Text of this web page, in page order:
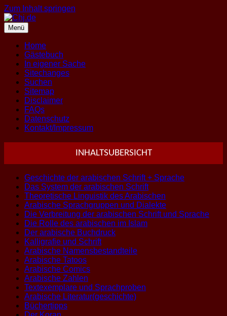
Zum Inhalt springen
Menü
Home
Gästebuch
In eigener Sache
Sitechanges
Suchen
Sitemap
Disclaimer
FAQs
Datenschutz
Kontakt/Impressum
INHALTSUBERSICHT
Geschichte der arabischen Schrift + Sprache
Das System der arabischen Schrift
Theoretische Linguistik des Arabischen
Arabische Sprachgruppen und Dialekte
Die Verbreitung der arabischen Schrift und Sprache
Die Rolle des arabischen im Islam
Der arabische Buchdruck
Kalligrafie und Schrift
Arabische Namensbestandteile
Arabische Tatoos
Arabische Comics
Arabische Zahlen
Textexemplare und Sprachproben
Arabische Literatur(geschichte)
Büchertipps